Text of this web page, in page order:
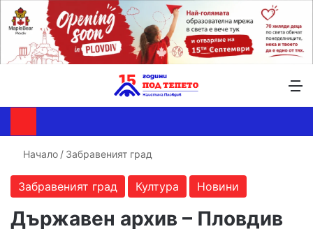
Начало / Забравеният град
Забравеният град Култура Новини
Държавен архив – Пловдив